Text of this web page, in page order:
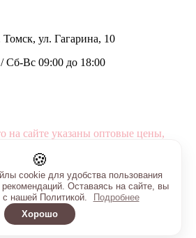
Томск, ул. Гагарина, 10
Сб-Вс 09:00 до 18:00
на сайте указаны оптовые цены,
заказе от 3000 рублей.
на InSales
🍪
cookie для удобства пользования
Оставаясь на сайте, вы
с нашей Политикой.
Подробнее
Хорошо